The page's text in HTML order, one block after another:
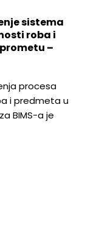
sistema
roba i
–
procesa
i predmeta u
BIMS-a je